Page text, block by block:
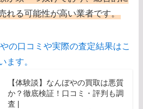
れる可能性が高い業者です。
の口コミや実際の査定結果はこ
ます。
【体験談】なんぼやの買取は悪質
か？徹底検証！口コミ・評判も調
査 |